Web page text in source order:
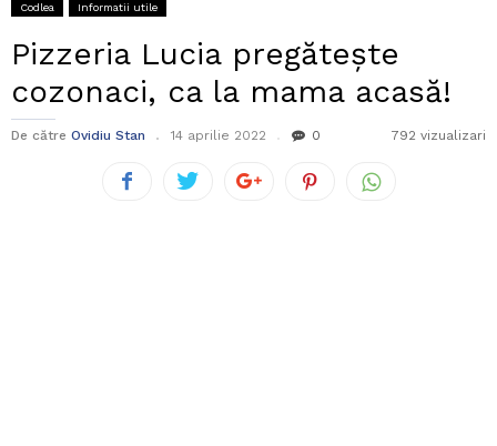
Codlea Informatii utile
Pizzeria Lucia pregătește
cozonaci, ca la mama acasă!
De către Ovidiu Stan 14 aprilie 2022 0 792 vizualizari